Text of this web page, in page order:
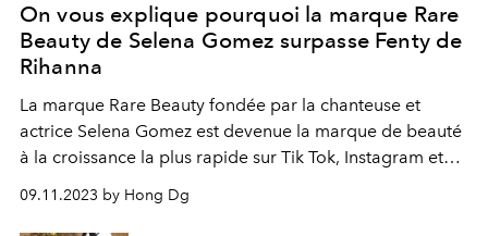
On vous explique pourquoi la marque Rare
Beauty de Selena Gomez surpasse Fenty de
Rihanna
La marque Rare Beauty fondée par la chanteuse et
actrice Selena Gomez est devenue la marque de beauté
à la croissance la plus rapide sur Tik Tok, Instagram et
autres réseaux sociaux, dépassant même FENTY Brauty
fondée par Rihanna.
09.11.2023 by Hong Dg